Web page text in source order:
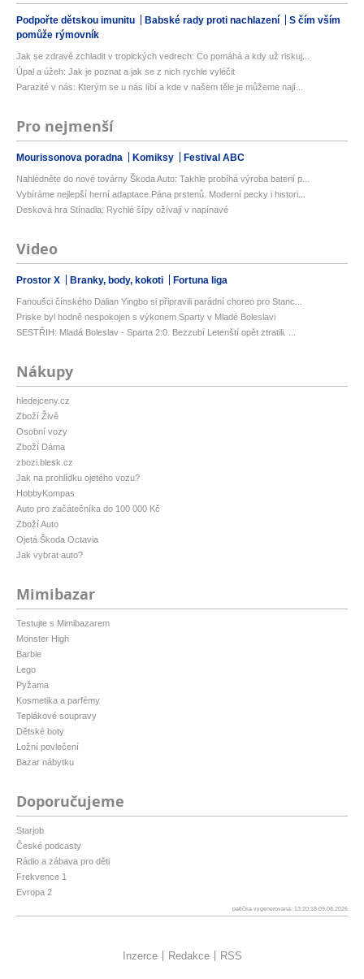
Podpořte dětskou imunitu Babské rady proti nachlazení
S čím vším
pomůže rýmovník
Jak se zdravě zchladit v tropických vedrech: Co pomáhá a kdy už riskuj...
Úpal a úžeh: Jak je poznat a jak se z nich rychle vyléčit
Parazité v nás: Kterým se u nás líbí a kde v našem těle je můžeme nají...
Pro nejmenší
Mourissonova poradna Komiksy Festival ABC
Nahlédněte do nové továrny Škoda Auto: Takhle probíhá výroba baterií p...
Vybíráme nejlepší herní adaptace Pána prstenů. Moderní pecky i histori...
Desková hra Stínadla: Rychlé šípy ožívají v napínavé
Video
Prostor X Branky, body, kokoti Fortuna liga
Fanoušci čínského Dalian Yingbo si připravili parádní choreo pro Stanc...
Priske byl hodně nespokojen s výkonem Sparty v Mladé Boleslavi
SESTŘIH: Mladá Boleslav - Sparta 2:0. Bezzubí Letenští opět ztratili. ...
Nákupy
hledejceny.cz
Zboží Živě
Osobní vozy
Zboží Dáma
zbozi.blesk.cz
Jak na prohlídku ojetého vozu?
HobbyKompas
Auto pro začátečníka do 100 000 Kč
Zboží Auto
Ojetá Škoda Octavia
Jak vybrat auto?
Mimibazar
Testujte s Mimibazarem
Monster High
Barbie
Lego
Pyžama
Kosmetika a parfémy
Teplákové soupravy
Dětské boty
Ložní povlečení
Bazar nábytku
Doporučujeme
Starjob
České podcasty
Rádio a zábava pro děti
Frekvence 1
Evropa 2
patička vygenerovaná: 13:20:18 09.08.2026
Inzerce Redakce RSS